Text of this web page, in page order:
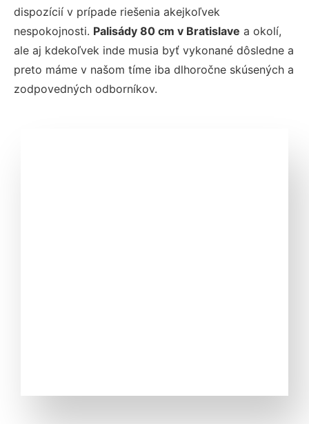
dispozícií v prípade riešenia akejkoľvek
nespokojnosti. Palisády 80 cm v Bratislave a okolí,
ale aj kdekoľvek inde musia byť vykonané dôsledne a
preto máme v našom tíme iba dlhoročne skúsených a
zodpovedných odborníkov.